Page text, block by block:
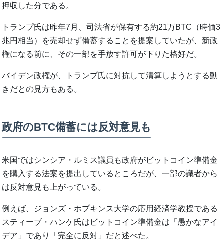
押収した分である。
トランプ氏は昨年7月、司法省が保有する約21万BTC（時価3
兆円相当）を売却せず備蓄することを提案していたが、新政
権になる前に、その一部を手放す許可が下りた格好だ。
バイデン政権が、トランプ氏に対抗して清算しようとする動
きだとの見方もある。
政府のBTC備蓄には反対意見も
米国ではシンシア・ルミス議員も政府がビットコイン準備金
を購入する法案を提出しているところだが、一部の識者から
は反対意見も上がっている。
例えば、ジョンズ・ホプキンス大学の応用経済学教授である
スティーブ・ハンケ氏はビットコイン準備金は「愚かなアイ
デア」であり「完全に反対」だと述べた。